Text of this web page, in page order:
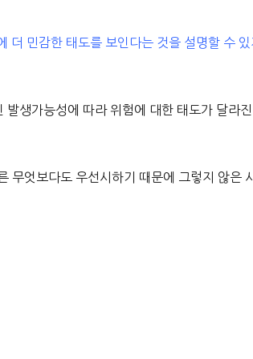
더 민감한 태도를 보인다는 것을 설명할 수
생가능성에 따라 위험에 대한 태도가 달라진
무엇보다도 우선시하기 때문에 그렇지 않은